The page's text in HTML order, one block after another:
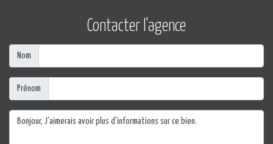
Contacter l'agence
Nom
Prénom